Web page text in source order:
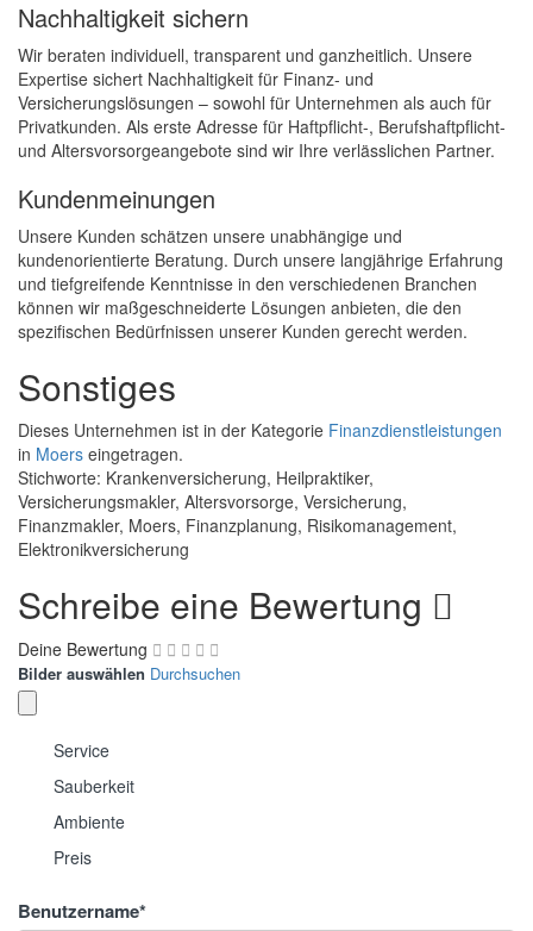
Nachhaltigkeit sichern
Wir beraten individuell, transparent und ganzheitlich. Unsere
Expertise sichert Nachhaltigkeit für Finanz- und
Versicherungslösungen – sowohl für Unternehmen als auch für
Privatkunden. Als erste Adresse für Haftpflicht-, Berufshaftpflicht-
und Altersvorsorgeangebote sind wir Ihre verlässlichen Partner.
Kundenmeinungen
Unsere Kunden schätzen unsere unabhängige und
kundenorientierte Beratung. Durch unsere langjährige Erfahrung
und tiefgreifende Kenntnisse in den verschiedenen Branchen
können wir maßgeschneiderte Lösungen anbieten, die den
spezifischen Bedürfnissen unserer Kunden gerecht werden.
Sonstiges
Dieses Unternehmen ist in der Kategorie Finanzdienstleistungen
in Moers eingetragen.
Stichworte: Krankenversicherung, Heilpraktiker,
Versicherungsmakler, Altersvorsorge, Versicherung,
Finanzmakler, Moers, Finanzplanung, Risikomanagement,
Elektronikversicherung
Schreibe eine Bewertung
Deine Bewertung
Bilder auswählen Durchsuchen
Service
Sauberkeit
Ambiente
Preis
Benutzername*